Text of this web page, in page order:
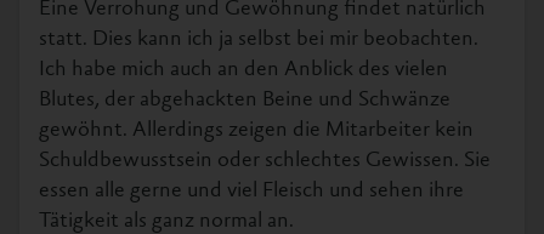
Eine Verrohung und Gewöhnung findet natürlich
statt. Dies kann ich ja selbst bei mir beobachten.
Ich habe mich auch an den Anblick des vielen
Blutes, der abgehackten Beine und Schwänze
gewöhnt. Allerdings zeigen die Mitarbeiter kein
Schuldbewusstsein oder schlechtes Gewissen. Sie
essen alle gerne und viel Fleisch und sehen ihre
Tätigkeit als ganz normal an.